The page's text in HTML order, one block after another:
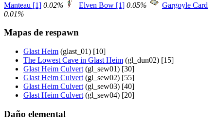
Manteau [1] 0.02% Elven Bow [1] 0.05%
Gargoyle Card
0.01%
Mapas de respawn
Glast Heim (glast_01) [10]
The Lowest Cave in Glast Heim (gl_dun02) [15]
Glast Heim Culvert (gl_sew01) [30]
Glast Heim Culvert (gl_sew02) [55]
Glast Heim Culvert (gl_sew03) [40]
Glast Heim Culvert (gl_sew04) [20]
Daño elemental